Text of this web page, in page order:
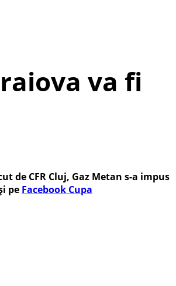
va fi
de CFR Cluj, Gaz Metan s-a impus
pe Facebook Cupa